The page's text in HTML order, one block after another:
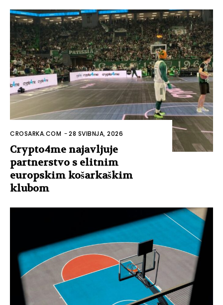
CROSARKA.COM -28 SVIBNJA, 2026
Crypto4me najavljuje
partnerstvo s elitnim
europskim košarkaškim
klubom